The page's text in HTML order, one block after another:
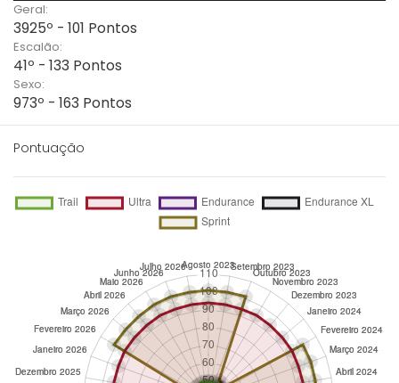
Geral:
3925º - 101 Pontos
Escalão:
41º - 133 Pontos
Sexo:
973º - 163 Pontos
Pontuação